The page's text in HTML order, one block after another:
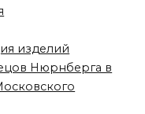
изделий
Нюрнберга в